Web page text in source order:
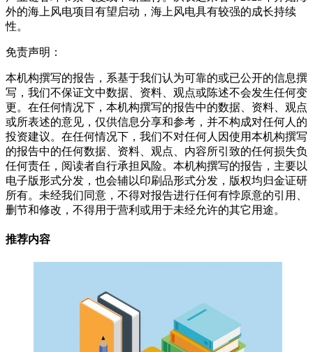
外的海上风电项目有望启动，海上风电具有较强的成长持续
性。
免责声明：
本机构撰写的报告，系基于我们认为可靠的或已公开的信息撰
写，我们不保证文中数据、资料、观点或陈述不会发生任何变
更。在任何情况下，本机构撰写的报告中的数据、资料、观点
或所表述的意见，仅供信息分享和参考，并不构成对任何人的
投资建议。在任何情况下，我们不对任何人因使用本机构撰写
的报告中的任何数据、资料、观点、内容所引致的任何损失负
任何责任，阅读者自行承担风险。本机构撰写的报告，主要以
电子版形式分发，也会辅以印刷品形式分发，版权均归金证研
所有。未经我们同意，不得对报告进行任何有悖原意的引用、
删节和修改，不得用于营利或用于未经允许的其它用途。
推荐内容